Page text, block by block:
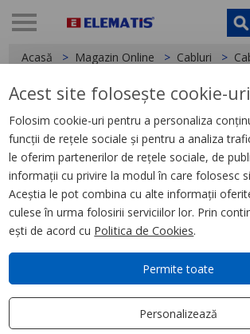
Acasă Magazin Online Cabluri
< Cabluri de energie
Cablu A05VV-F 4 G 6,
Acest site folosește cookie-uri
Folosim cookie-uri pentru a personaliza
funcții de rețele sociale și pentru a analiza
le oferim partenerilor de rețele sociale, de
informații cu privire la modul în care folosesc
Aceștia le pot combina cu alte informații
culese în urma folosirii serviciilor lor. Prin
ești de acord cu Politica de Cookies.
Permite toate
Personalizează